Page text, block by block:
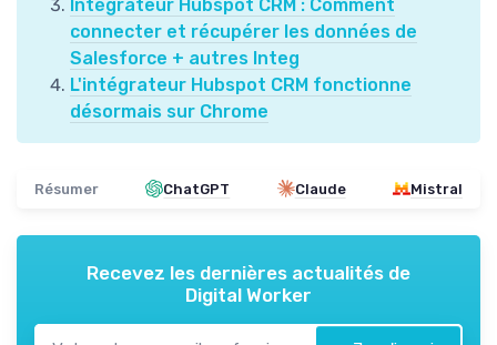
Intégrateur Hubspot CRM : Comment
connecter et récupérer les données de
Salesforce + autres Integ
L'intégrateur Hubspot CRM fonctionne
désormais sur Chrome
Résumer ChatGPT Claude Mistral
Recevez les dernières actualités de
Digital Worker